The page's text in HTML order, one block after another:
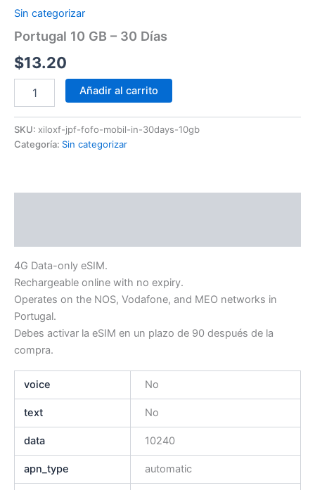
Sin categorizar
Portugal 10 GB – 30 Días
$13.20
Añadir al carrito
SKU: xiloxf-jpf-fofo-mobil-in-30days-10gb
Categoría: Sin categorizar
4G Data-only eSIM.
Rechargeable online with no expiry.
Operates on the NOS, Vodafone, and MEO networks in
Portugal.
Debes activar la eSIM en un plazo de 90 después de la
compra.
voice No
text No
data 10240
apn_type automatic